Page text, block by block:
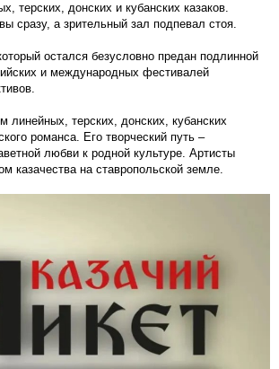
терских, донских и кубанских казаков.
сразу, а зрительный зал подпевал стоя.
остался безусловно предан подлинной
и международных фестивалей
линейных, терских, донских, кубанских
романса. Его творческий путь –
любви к родной культуре. Артисты
на ставропольской земле.